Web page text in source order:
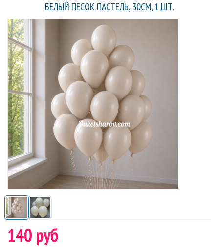
БЕЛЫЙ ПЕСОК ПАСТЕЛЬ, 30СМ, 1 ШТ.
140 руб